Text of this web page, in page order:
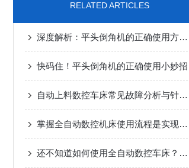
RELATED ARTICLES
深度解析：平头倒角机的正确使用方法全攻略
快码住！平头倒角机的正确使用小妙招
自动上料数控车床常见故障分析与针对性解决方法分享
掌握全自动数控机床使用流程是实现长期正常运行的根本保障
还不知道如何使用全自动数控车床？进来看